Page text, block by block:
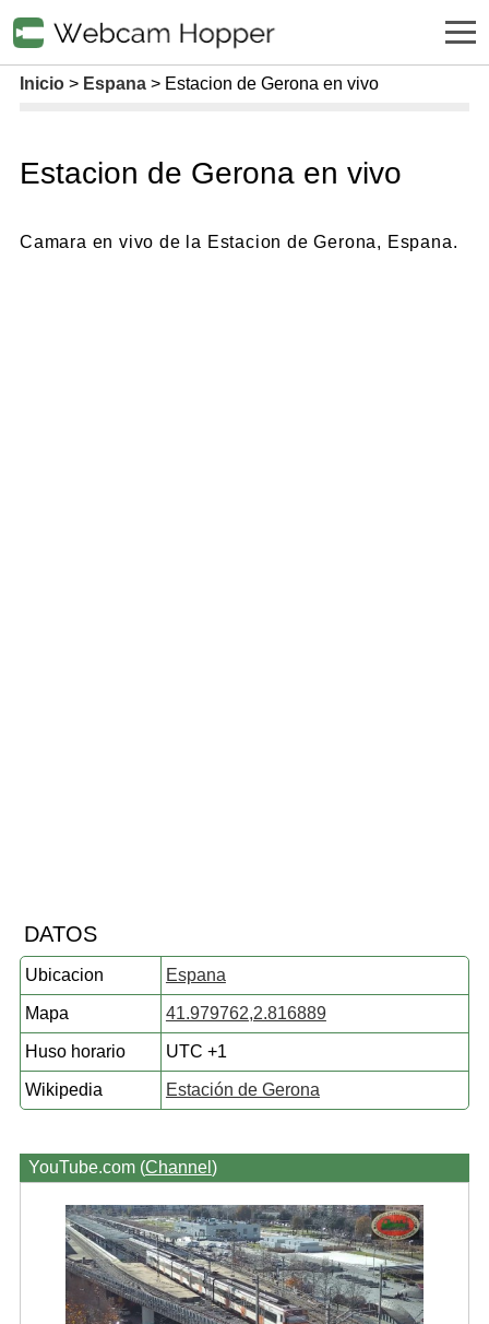
Inicio Espana Estacion de Gerona en vivo
Estacion de Gerona en vivo
Camara en vivo de la Estacion de Gerona, Espana.
DATOS
Ubicacion Espana
Mapa 41.979762,2.816889
Huso horario UTC +1
Wikipedia Estación de Gerona
YouTube.com (Channel )